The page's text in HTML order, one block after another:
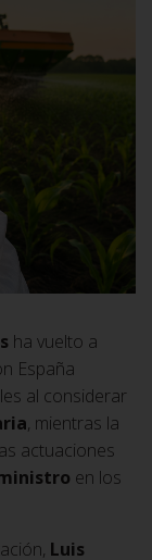
ha vuelto a
España
al considerar
, mientras la
actuaciones
en los
Luis